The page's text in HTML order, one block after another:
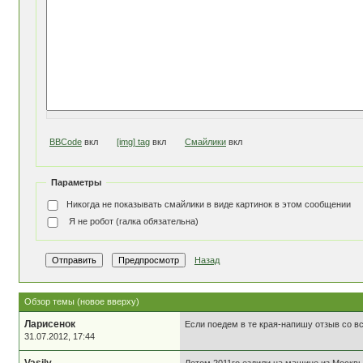
BBCode вкл [img] tag вкл Смайлики вкл
Параметры
Никогда не показывать смайлики в виде картинок в этом сообщении
Я не робот (галка обязательна)
Назад
Обзор темы (новое вверху)
Ларисенок
31.07.2012, 17:44
Если поедем в те края-напишу отзыв со